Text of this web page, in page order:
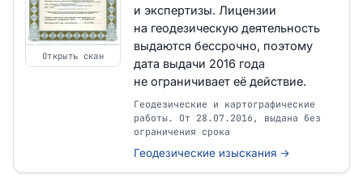
Открыть скан
и экспертизы. Лицензии
на геодезическую деятельность
выдаются бессрочно, поэтому
дата выдачи 2016 года
не ограничивает её действие.
Геодезические и картографические
работы. От 28.07.2016, выдана без
ограничения срока
Геодезические изыскания →